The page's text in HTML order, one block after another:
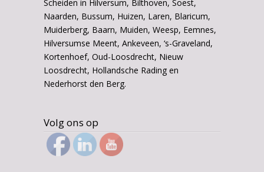
Scheiden in Hilversum, Bilthoven, Soest,
Naarden, Bussum, Huizen, Laren, Blaricum,
Muiderberg, Baarn, Muiden, Weesp, Eemnes,
Hilversumse Meent, Ankeveen, ‘s-Graveland,
Kortenhoef, Oud-Loosdrecht, Nieuw
Loosdrecht, Hollandsche Rading en
Nederhorst den Berg.
Volg ons op